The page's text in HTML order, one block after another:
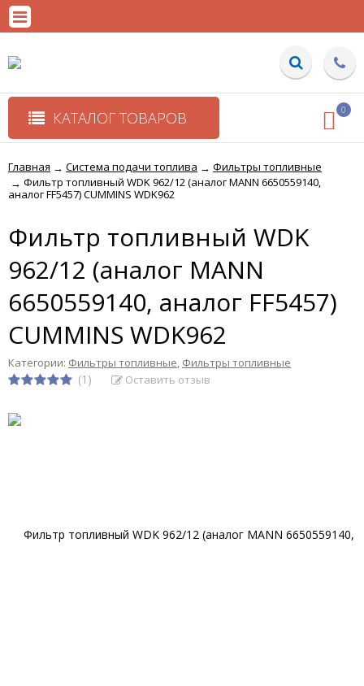
КАТАЛОГ ТОВАРОВ 0
Главная → Система подачи топлива → Фильтры топливные
→ Фильтр топливный WDK 962/12 (аналог MANN 6650559140,
аналог FF5457) CUMMINS WDK962
Фильтр топливный WDK
962/12 (аналог MANN
6650559140, аналог FF5457)
CUMMINS WDK962
Категории: Фильтры топливные, Фильтры топливные
(1) Оставить отзыв